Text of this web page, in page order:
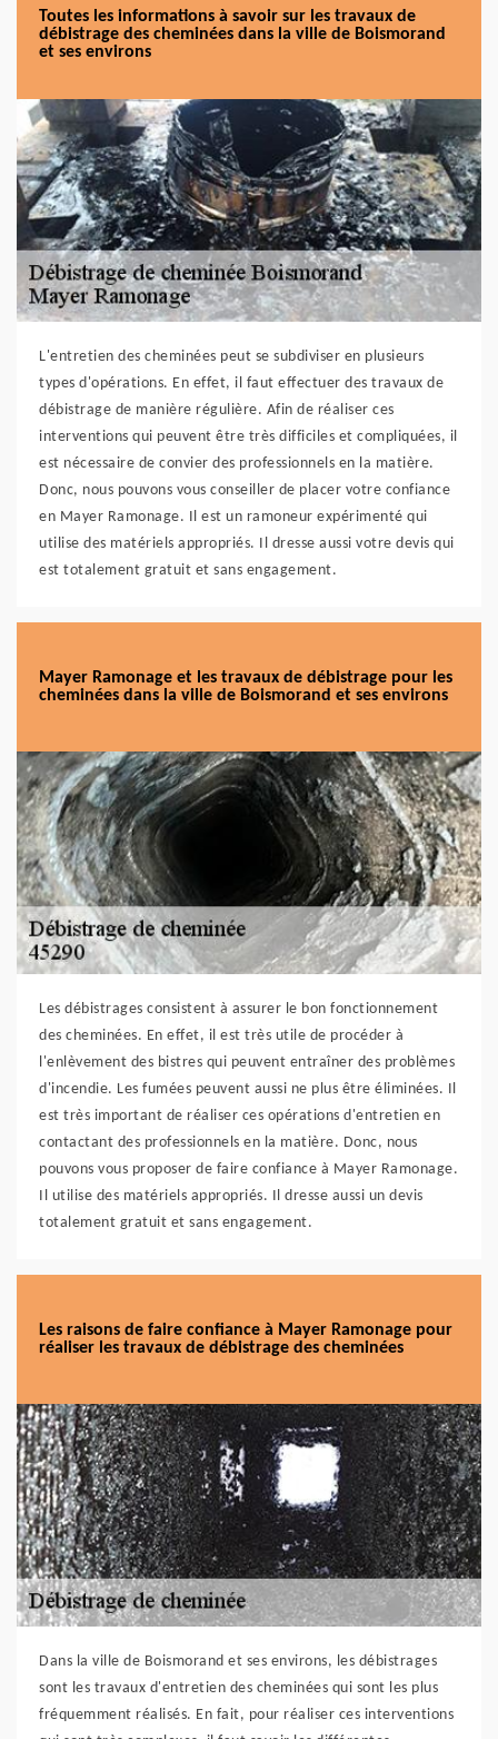
Toutes les informations à savoir sur les travaux de
débistrage des cheminées dans la ville de Boismorand
et ses environs
L'entretien des cheminées peut se subdiviser en plusieurs
types d'opérations. En effet, il faut effectuer des travaux de
débistrage de manière régulière. Afin de réaliser ces
interventions qui peuvent être très difficiles et compliquées, il
est nécessaire de convier des professionnels en la matière.
Donc, nous pouvons vous conseiller de placer votre confiance
en Mayer Ramonage. Il est un ramoneur expérimenté qui
utilise des matériels appropriés. Il dresse aussi votre devis qui
est totalement gratuit et sans engagement.
Mayer Ramonage et les travaux de débistrage pour les
cheminées dans la ville de Boismorand et ses environs
Les débistrages consistent à assurer le bon fonctionnement
des cheminées. En effet, il est très utile de procéder à
l'enlèvement des bistres qui peuvent entraîner des problèmes
d'incendie. Les fumées peuvent aussi ne plus être éliminées. Il
est très important de réaliser ces opérations d'entretien en
contactant des professionnels en la matière. Donc, nous
pouvons vous proposer de faire confiance à Mayer Ramonage.
Il utilise des matériels appropriés. Il dresse aussi un devis
totalement gratuit et sans engagement.
Les raisons de faire confiance à Mayer Ramonage pour
réaliser les travaux de débistrage des cheminées
Dans la ville de Boismorand et ses environs, les débistrages
sont les travaux d'entretien des cheminées qui sont les plus
fréquemment réalisés. En fait, pour réaliser ces interventions